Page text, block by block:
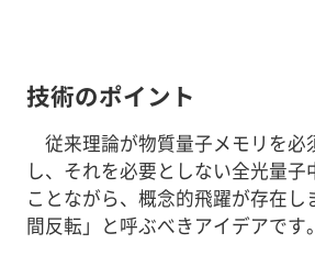
技術のポイント
従来理論が物質量子メモリを必
し、それを必要としない全光量子
ことながら、概念的飛躍が存在し
間反転」と呼ぶべきアイデアです。